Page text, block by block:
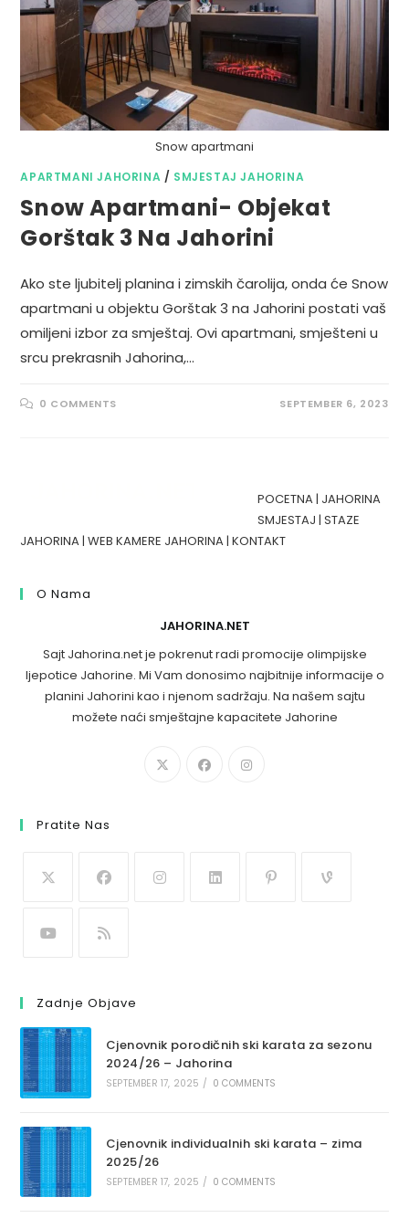
Snow apartmani
APARTMANI JAHORINA / SMJESTAJ JAHORINA
Snow Apartmani- Objekat
Gorštak 3 Na Jahorini
Ako ste ljubitelj planina i zimskih čarolija, onda će Snow
apartmani u objektu Gorštak 3 na Jahorini postati vaš
omiljeni izbor za smještaj. Ovi apartmani, smješteni u
srcu prekrasnih Jahorina,…
0 COMMENTS SEPTEMBER 6, 2023
POCETNA | JAHORINA
SMJESTAJ |STAZE
JAHORINA |WEB KAMERE JAHORINA |KONTAKT
O Nama
JAHORINA.NET
Sajt Jahorina.net je pokrenut radi promocije olimpijske
ljepotice Jahorine. Mi Vam donosimo najbitnije informacije o
planini Jahorini kao i njenom sadržaju. Na našem sajtu
možete naći smještajne kapacitete Jahorine
Pratite Nas
Zadnje Objave
Cjenovnik porodičnih ski karata za sezonu
2024/26 – Jahorina
SEPTEMBER 17, 2025 / 0 COMMENTS
Cjenovnik individualnih ski karata – zima
2025/26
SEPTEMBER 17, 2025 / 0 COMMENTS